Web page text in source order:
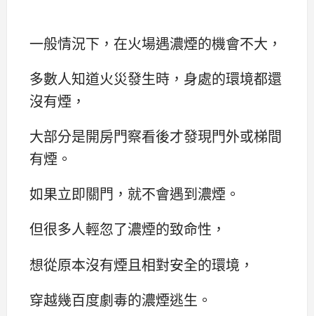
一般情況下，在火場遇濃煙的機會不大，
多數人知道火災發生時，身處的環境都還
沒有煙，
大部分是開房門察看後才發現門外或梯間
有煙。
如果立即關門，就不會遇到濃煙。
但很多人輕忽了濃煙的致命性，
想從原本沒有煙且相對安全的環境，
穿越幾百度劇毒的濃煙逃生。